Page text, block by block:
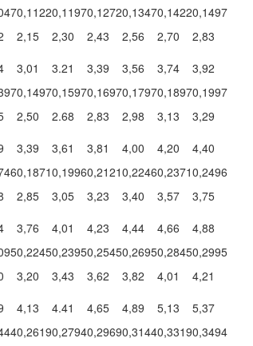
0,11220,11970,12720,13470,14220,1497
2,15 2,30 2,43 2,56 2,70
2,83
3,01 3.21 3,39 3,56 3,74 3,92
0,14970,15970,16970,17970,18970,1997
2,50 2.68 2,83 2,98 3,13
3,29
3,39 3,61 3,81 4,00 4,20 4,40
0,18710,19960,21210,22460,23710,2496
2,85 3,05 3,23 3,40 3,57
3,75
3,76 4,01 4,23 4,44 4,66 4,88
0,22450,23950,25450,26950,28450,2995
3,20 3,43 3,62 3,82 4,01
4,21
4,13 4.41 4,65 4,89 5,13 5,37
0,26190,27940,29690,31440,33190,3494